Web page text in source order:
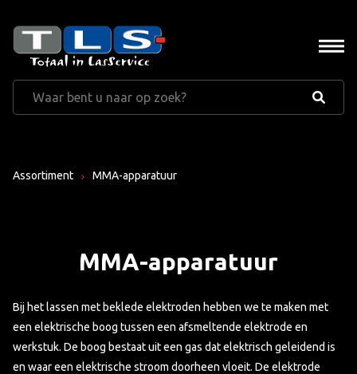
Assortiment MMA-apparatuur
MMA-apparatuur
Bij het lassen met beklede elektroden hebben we te maken met
een elektrische boog tussen een afsmeltende elektrode en
werkstuk. De boog bestaat uit een gas dat elektrisch geleidend is
en waar een elektrische stroom doorheen vloeit. De elektrode